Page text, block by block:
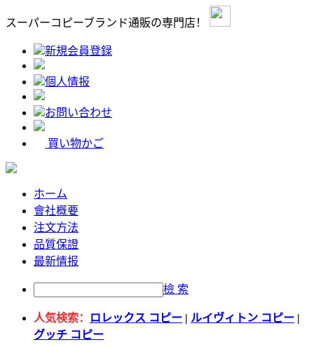
スーパーコピーブランド通販の専門店！
新規会員登録
個人情报
お問い合わせ
買い物かご
ホーム
會社概要
注文方法
品質保證
最新情报
檢 索
人気検索： ロレックス コピー | ルイヴィトン コピー |
グッチ コピー